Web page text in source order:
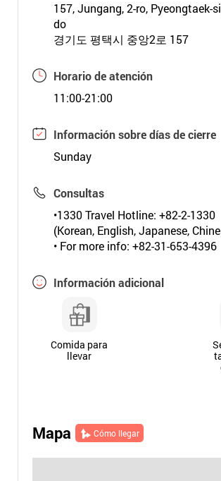
157, Jungang, 2-ro, Pyeongtaek-
do
경기도 평택시 중앙2로 157
Horario de atención
11:00-21:00
Información sobre días de cierre
Sunday
Consultas
•1330 Travel Hotline: +82-2-1330
(Korean, English, Japanese,
• For more info: +82-31-653-4396
Información adicional
Comida para
llevar
Mapa Cómo llegar